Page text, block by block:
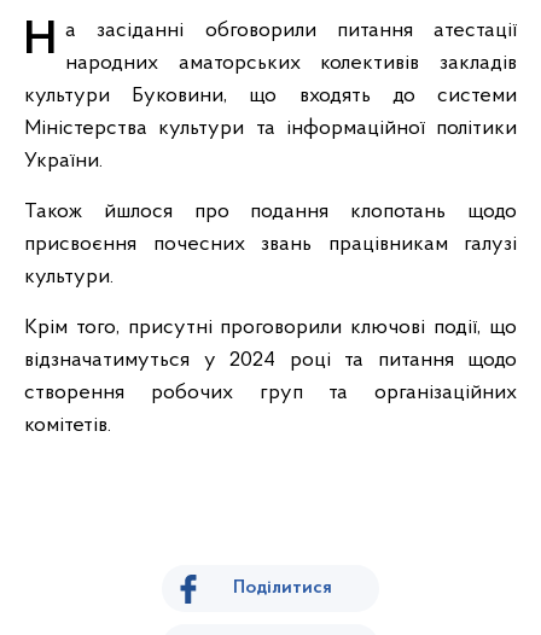
На засіданні обговорили питання атестації народних аматорських колективів закладів
культури Буковини, що входять до системи
Міністерства культури та інформаційної політики
України.
Також йшлося про подання клопотань щодо
присвоєння почесних звань працівникам галузі
культури.
Крім того, присутні проговорили ключові події, що
відзначатимуться у 2024 році та питання щодо
створення робочих груп та організаційних
комітетів.
Поділитися